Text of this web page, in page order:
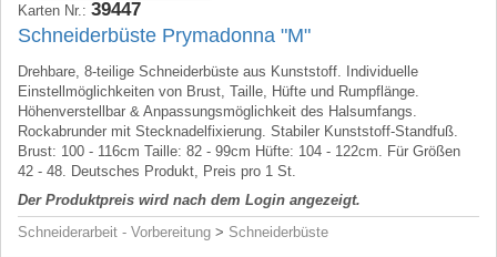
Karten Nr.: 39447
Schneiderbüste Prymadonna "M"
Drehbare, 8-teilige Schneiderbüste aus Kunststoff. Individuelle
Einstellmöglichkeiten von Brust, Taille, Hüfte und Rumpflänge.
Höhenverstellbar & Anpassungsmöglichkeit des Halsumfangs.
Rockabrunder mit Stecknadelfixierung. Stabiler Kunststoff-Standfuß.
Brust: 100 - 116cm Taille: 82 - 99cm Hüfte: 104 - 122cm. Für Größen
42 - 48. Deutsches Produkt, Preis pro 1 St.
Der Produktpreis wird nach dem Login angezeigt.
Schneiderarbeit - Vorbereitung > Schneiderbüste